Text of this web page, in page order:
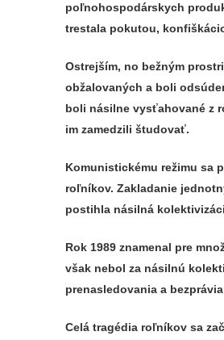
poľnohospodárskych
trestala pokutou,
Ostrejším, no bežným
obžalovaných a boli
boli násilne vysťahované z
im zamedzili študovať.
Komunistickému režimu sa
roľníkov. Zakladanie
postihla násilná
Rok 1989 znamenal pre
však nebol za násilnú
prenasledovania a
Celá tragédia roľníkov sa